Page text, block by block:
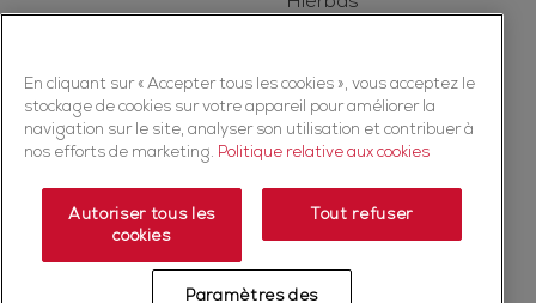
Copyright © 2026 Ducros (McCormick & Company, Inc). Todos los
derechos reservados.
En cliquant sur « Accepter tous les cookies », vous acceptez le
stockage de cookies sur votre appareil pour améliorer la
navigation sur le site, analyser son utilisation et contribuer à
nos efforts de marketing. Politique relative aux cookies
Autoriser tous les
cookies
Tout refuser
Paramètres des